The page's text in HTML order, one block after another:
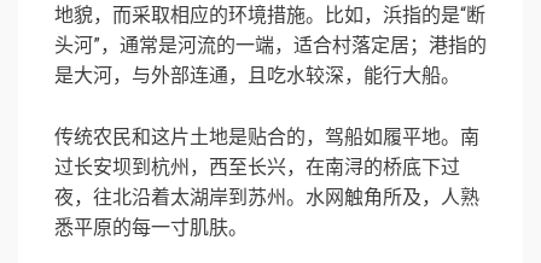
地貌，而采取相应的环境措施。比如，浜指的是“断
头河”，通常是河流的一端，适合村落定居；港指的
是大河，与外部连通，且吃水较深，能行大船。
传统农民和这片土地是贴合的，驾船如履平地。南
过长安坝到杭州，西至长兴，在南浔的桥底下过
夜，往北沿着太湖岸到苏州。水网触角所及，人熟
悉平原的每一寸肌肤。